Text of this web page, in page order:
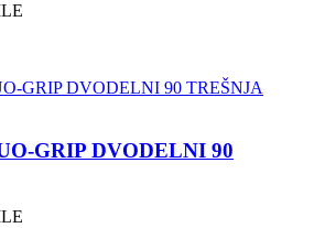
GRIP DVODELNI 90